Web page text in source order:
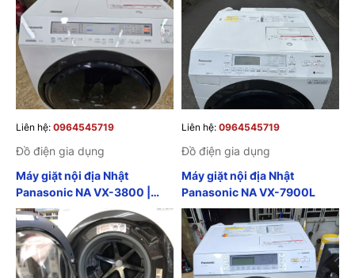
Liên hệ: 0964545719
Nhật
Liên hệ: 0964545719
Đồ điện gia dụng
Máy giặt nội địa Nhật
Panasonic NA VX-3800 |
Máy giặt Panasonic nội địa
Nhật
Đồ điện gia dụng
Máy giặt nội địa Nhật
Panasonic NA VX-7900L